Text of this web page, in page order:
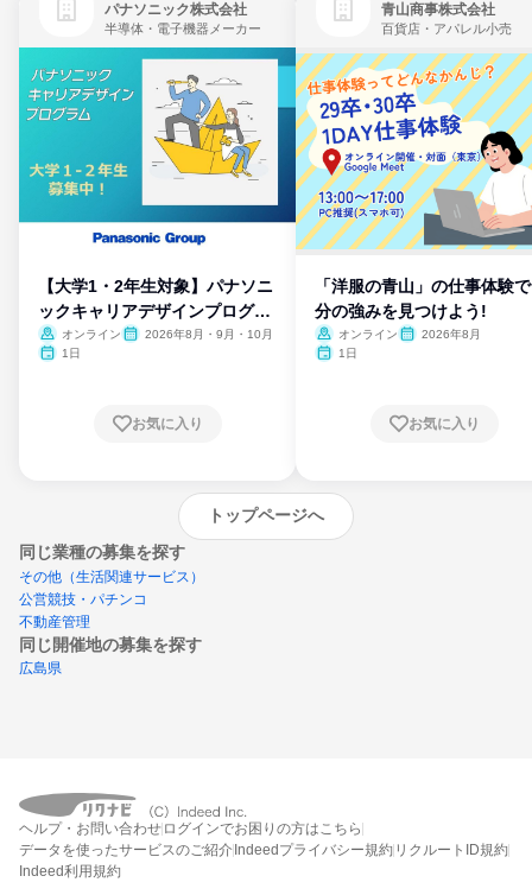
パナソニック株式会社
半導体・電子機器メーカー
【大学1・2年生対象】パナソニ
ックキャリアデザインプログラ
ム
オンライン
2026年8月・9月・10月
1日
お気に入り
青山商事株式会社
百貨店・アパレル小売
「洋服の青山」の仕事体験
分の強みを見つけよう!
オンライン
2026年8月
1日
お気に入り
トップページへ
同じ業種の募集を探す
その他（生活関連サービス）
公営競技・パチンコ
不動産管理
同じ開催地の募集を探す
広島県
エントリーするとプログラムの詳細案内を
受け取れるようになります
ヘルプ・お問い合わせ ログインでお困りの方はこちら
データを使ったサービスのご紹介 Indeedプライバシー規約 リクルートID規約
Indeed利用規約